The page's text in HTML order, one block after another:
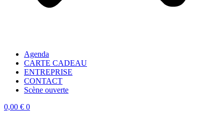
Agenda
CARTE CADEAU
ENTREPRISE
CONTACT
Scène ouverte
0,00 € 0